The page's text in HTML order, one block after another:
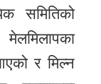
समितिको
र मिल्न